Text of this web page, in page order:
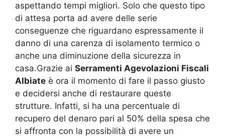
aspettando tempi migliori. Solo che questo tipo
di attesa porta ad avere delle serie
conseguenze che riguardano espressamente il
danno di una carenza di isolamento termico o
anche una diminuzione della sicurezza in
casa.Grazie ai Serramenti Agevolazioni Fiscali
Albiate è ora il momento di fare il passo giusto
e decidersi anche di restaurare queste
strutture. Infatti, si ha una percentuale di
recupero del denaro pari al 50% della spesa che
si affronta con la possibilità di avere un